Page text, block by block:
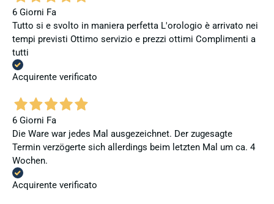
6 Giorni Fa
Tutto si e svolto in maniera perfetta L'orologio è arrivato nei
tempi previsti Ottimo servizio e prezzi ottimi Complimenti a
tutti
Acquirente verificato
6 Giorni Fa
Die Ware war jedes Mal ausgezeichnet. Der zugesagte
Termin verzögerte sich allerdings beim letzten Mal um ca. 4
Wochen.
Acquirente verificato